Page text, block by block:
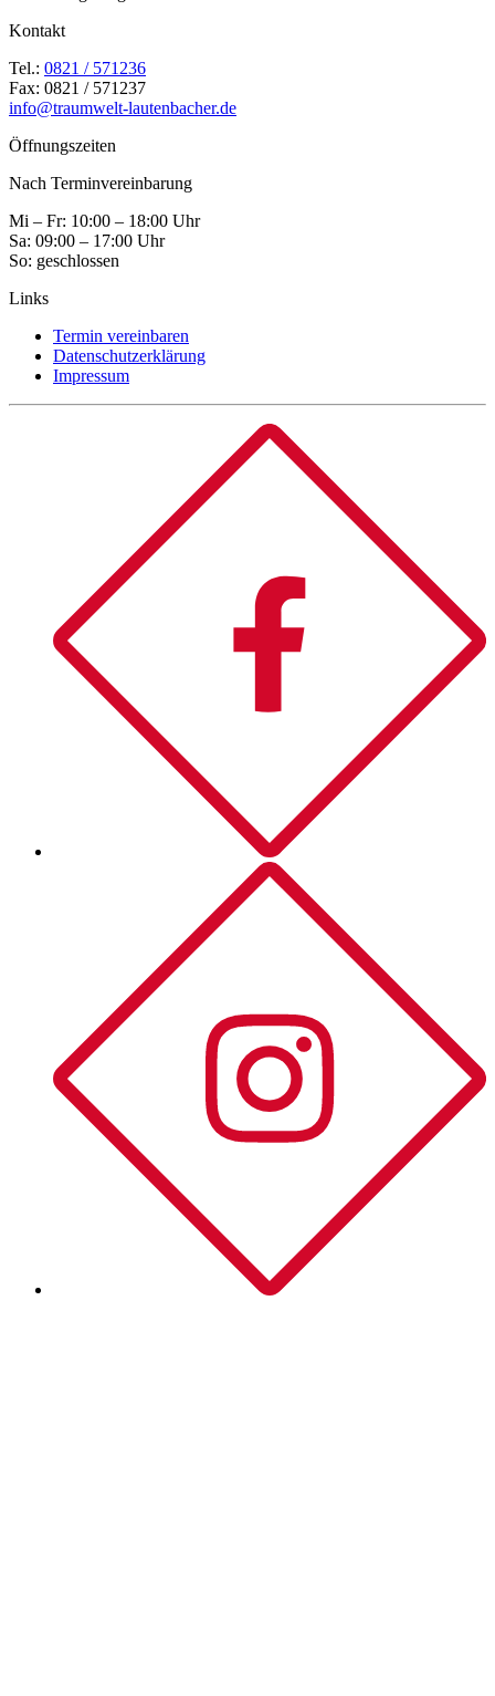
Kontakt
Tel.: 0821 / 571236
Fax: 0821 / 571237
info@traumwelt-lautenbacher.de
Öffnungszeiten
Nach Terminvereinbarung
Mi – Fr: 10:00 – 18:00 Uhr
Sa: 09:00 – 17:00 Uhr
So: geschlossen
Links
Termin vereinbaren
Datenschutzerklärung
Impressum